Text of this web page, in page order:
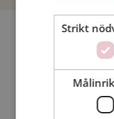
Bli
Jag är en:
Min ålder:
Strikt